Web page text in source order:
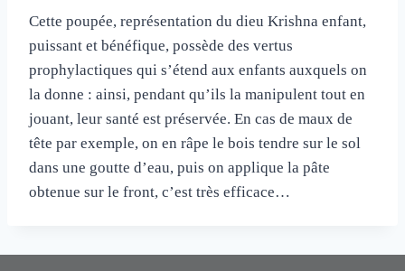
Cette poupée, représentation du dieu Krishna enfant,
puissant et bénéfique, possède des vertus
prophylactiques qui s’étend aux enfants auxquels on
la donne : ainsi, pendant qu’ils la manipulent tout en
jouant, leur santé est préservée. En cas de maux de
tête par exemple, on en râpe le bois tendre sur le sol
dans une goutte d’eau, puis on applique la pâte
obtenue sur le front, c’est très efficace…